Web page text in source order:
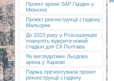
Проект арени SAP Гарден у
Мюнхені
Проект реконструкції стадіону
Мальорки
До 2023 року у Розсошенцях
планують відкрити новий
стадіон для СК Полтава
Як виглядатиме Льодова
арена у Харкові
Парма презентувала проект
реконструкції стадіону